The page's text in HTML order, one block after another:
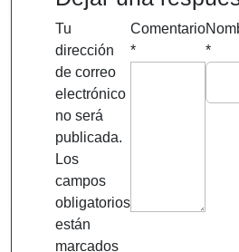
Tu
dirección
de correo
electrónico
no será
publicada.
Los
campos
obligatorios
están
marcados
Comentario
*
*